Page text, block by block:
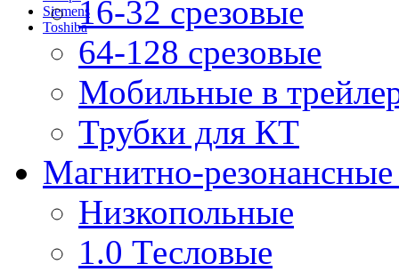
Siemens
Toshiba16-32 срезовые
64-128 срезовые
Мобильные в
Трубки для КТ
Магнитно-
Низкопольные
1.0 Тесловые